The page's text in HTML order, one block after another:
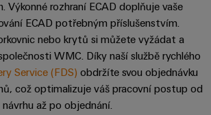
Výkonné rozhraní ECAD doplňuje vaše
ECAD potřebným příslušenstvím.
nebo krytů si můžete vyžádat a
WMC. Díky naší službě rychlého
Service (FDS) obdržíte svou objednávku
což optimalizuje váš pracovní postup od
návrhu až po objednání.